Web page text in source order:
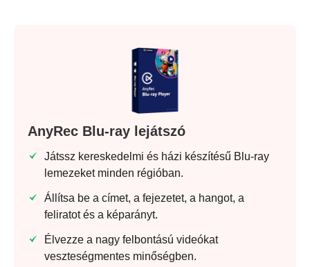
AnyRec Blu-ray lejátszó
Játssz kereskedelmi és házi készítésű Blu-ray
lemezeket minden régióban.
Állítsa be a címet, a fejezetet, a hangot, a
feliratot és a képarányt.
Élvezze a nagy felbontású videókat
veszteségmentes minőségben.